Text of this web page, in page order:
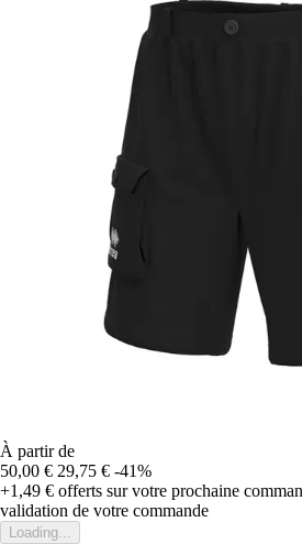
À partir de
50,00 € 29,75 € -41%
+1,49 € offerts sur votre prochaine
validation de votre commande
Loading...